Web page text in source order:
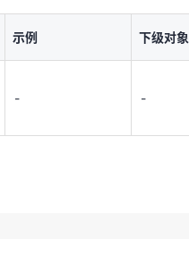
- -
示例 下级对象
- -